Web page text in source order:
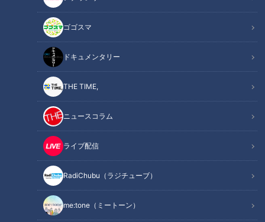
ゴゴスマ
ドキュメンタリー
THE TIME,
ニュースコラム
ライブ配信
RadiChubu（ラジチューブ）
me:tone（ミートーン）
記事に戻る
この記事を見たあなたへのおすすめ